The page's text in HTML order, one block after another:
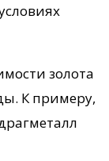
золота
К примеру,